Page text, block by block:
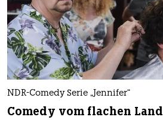
NDR-Comedy Serie „Jennifer“
Comedy vom flachen Land